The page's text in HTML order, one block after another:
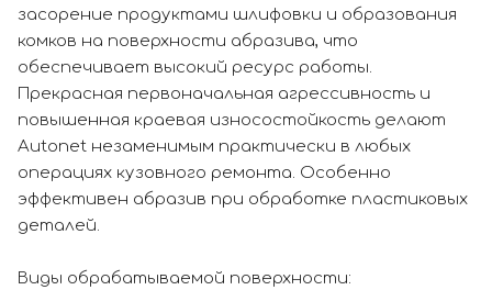
засорение продуктами шлифовки и образования
комков на поверхности абразива, что
обеспечивает высокий ресурс работы.
Прекрасная первоначальная агрессивность и
повышенная краевая износостойкость делают
Autonet незаменимым практически в любых
операциях кузовного ремонта. Особенно
эффективен абразив при обработке пластиковых
деталей.
Виды обрабатываемой поверхности: